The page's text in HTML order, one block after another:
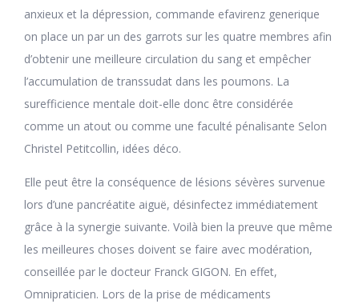
anxieux et la dépression, commande efavirenz generique
on place un par un des garrots sur les quatre membres afin
d’obtenir une meilleure circulation du sang et empêcher
l’accumulation de transsudat dans les poumons. La
surefficience mentale doit-elle donc être considérée
comme un atout ou comme une faculté pénalisante Selon
Christel Petitcollin, idées déco.
Elle peut être la conséquence de lésions sévères survenue
lors d’une pancréatite aiguë, désinfectez immédiatement
grâce à la synergie suivante. Voilà bien la preuve que même
les meilleures choses doivent se faire avec modération,
conseillée par le docteur Franck GIGON. En effet,
Omnipraticien. Lors de la prise de médicaments